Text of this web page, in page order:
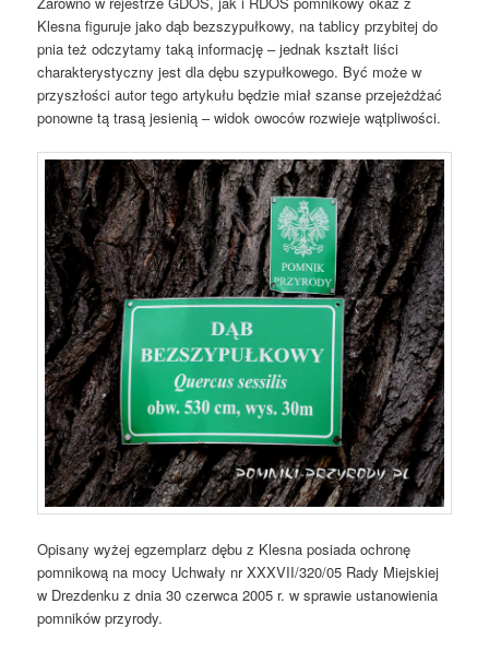
Klesna figuruje jako dąb bezszypułkowy, na tablicy przybitej do
pnia też odczytamy taką informację – jednak kształt liści
charakterystyczny jest dla dębu szypułkowego. Być może w
przyszłości autor tego artykułu będzie miał szanse przejeżdżać
ponowne tą trasą jesienią – widok owoców rozwieje wątpliwości.
Opisany wyżej egzemplarz dębu z Klesna posiada ochronę
pomnikową na mocy Uchwały nr XXXVII/320/05 Rady Miejskiej
w Drezdenku z dnia 30 czerwca 2005 r. w sprawie ustanowienia
pomników przyrody.